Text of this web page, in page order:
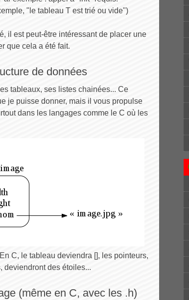
"le tableau T est trié ou vide")
il est peut-être intéressant de placer une
que cela a été fait.
de données
tableaux, ses listes chainées... Ce
je puisse donner, mais il vous propulse
dans les langages comme le C où les
C, le tableau deviendra [], les pointeurs,
deviendront des étoiles...
(même en C, avec les .h)